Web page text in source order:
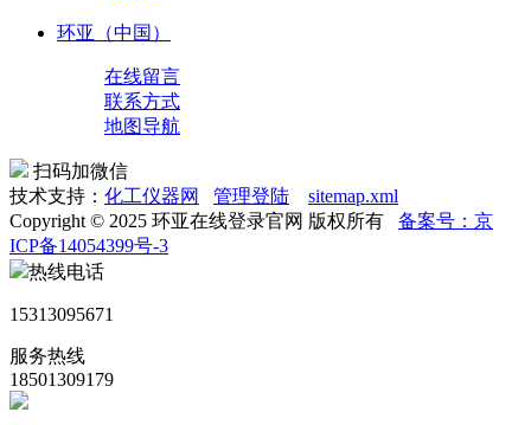
环亚（中国）
在线留言
联系方式
地图导航
扫码加微信
技术支持： 化工仪器网 管理登陆
sitemap.xml
Copyright © 2025 环亚在线登录官网 版权所有 备案号：京
ICP备14054399号-3
热线电话
15313095671
服务热线
18501309179